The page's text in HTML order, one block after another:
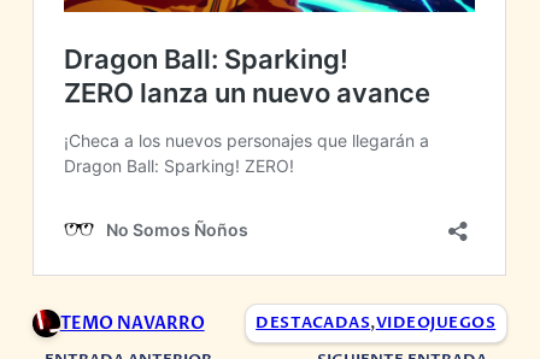
TEMO NAVARRO DESTACADAS,VIDEOJUEGOS